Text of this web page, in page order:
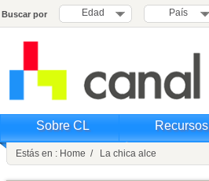
Buscar por Edad País
Sobre CL Recursos
Estás en : Home / La chica alce